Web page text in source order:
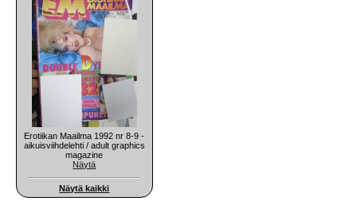
Erotiikan Maailma 1992 nr 8-9 -
aikuisviihdelehti / adult graphics
magazine
Näytä
Näytä kaikki